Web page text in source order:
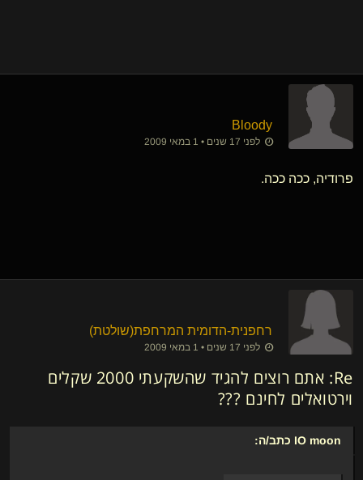
Bloody
לפני 17 שנים • 1 במאי 2009
פרודיה, ככה ככה.
רחפנית-הדומית המרחפת​(שולטת)
לפני 17 שנים • 1 במאי 2009
Re: אתם רוצים להגיד שהשקעתי 2000 שקלים
וירטואלים לחינם ???
IO moon כתב/ה: